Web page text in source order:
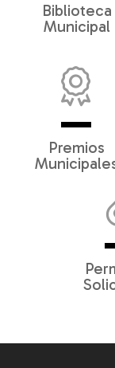
Biblioteca
Municipal
Premios